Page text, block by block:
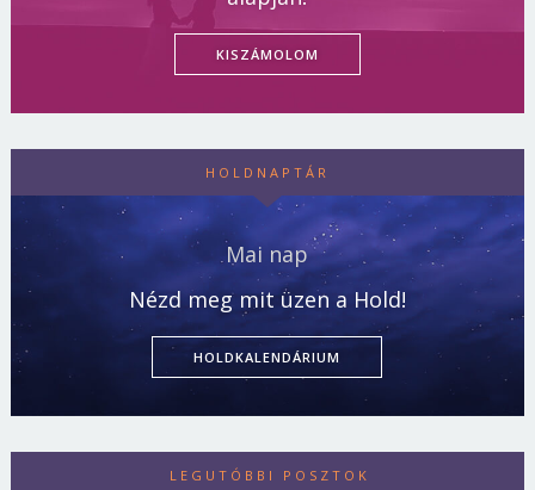
KISZÁMOLOM
HOLDNAPTÁR
Mai nap
Nézd meg mit üzen a Hold!
HOLDKALENDÁRIUM
LEGUTÓBBI POSZTOK